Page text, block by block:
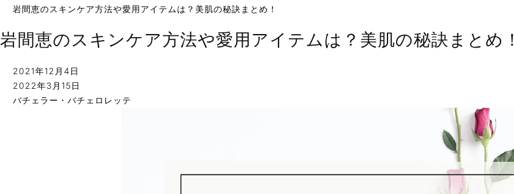
岩間恵のスキンケア方法や愛用アイテムは？美肌の秘訣まとめ！
岩間恵のスキンケア方法や愛用アイテムは？美肌の秘訣まとめ！
2021年12月4日
2022年3月15日
バチェラー・バチェロレッテ